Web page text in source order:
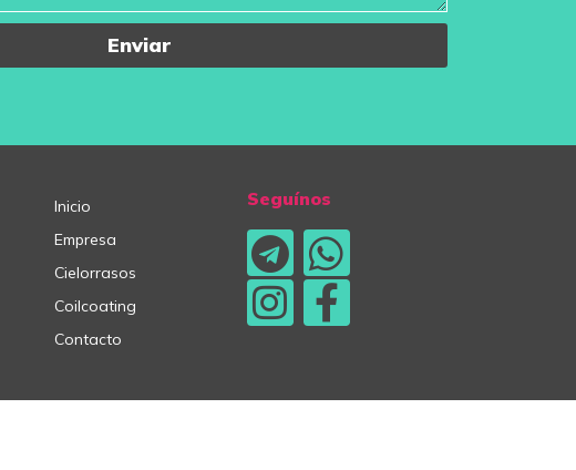
Enviar
Inicio
Empresa
Cielorrasos
Coilcoating
Contacto
Seguínos